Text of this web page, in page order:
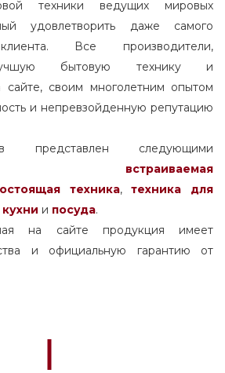
техники ведущих мировых
удовлетворить даже самого
клиента. Все производители,
бытовую технику и
сайте, своим многолетним опытом
и непревзойденную репутацию
представлен следующими
встраиваемая
техника,
техника для
и посуда.
на сайте продукция имеет
и официальную гарантию от